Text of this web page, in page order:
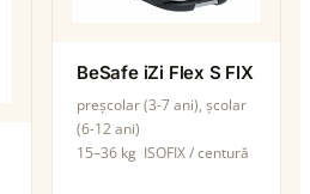
BeSafe iZi Flex S FIX
preșcolar (3-7 ani), școlar
(6-12 ani)
15–36 kg ISOFIX / centură